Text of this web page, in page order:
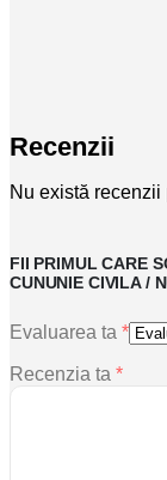
Recenzii
Nu există recenzii
FII PRIMUL CARE
CUNUNIE CIVILA /
Evaluarea ta *
Recenzia ta *